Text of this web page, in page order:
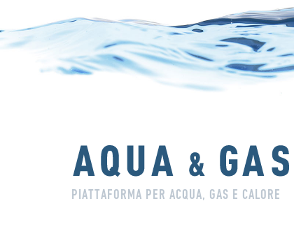
PIATTAFORMA PER ACQUA, GAS E CALORE